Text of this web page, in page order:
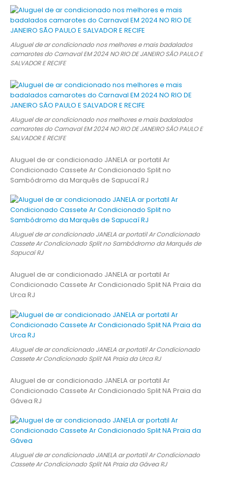
Aluguel de ar condicionado nos melhores e mais badalados
camarotes do Carnaval EM 2024 NO RIO DE JANEIRO SÃO PAULO E
SALVADOR E RECIFE
Aluguel de ar condicionado nos melhores e mais badalados
camarotes do Carnaval EM 2024 NO RIO DE JANEIRO SÃO PAULO E
SALVADOR E RECIFE
Aluguel de ar condicionado JANELA ar portatil Ar
Condicionado Cassete Ar Condicionado Split no
Sambódromo da Marquês de Sapucaí RJ
Aluguel de ar condicionado JANELA ar portatil Ar Condicionado
Cassete Ar Condicionado Split no Sambódromo da Marquês de
Sapucaí RJ
Aluguel de ar condicionado JANELA ar portatil Ar
Condicionado Cassete Ar Condicionado Split NA Praia da
Urca RJ
Aluguel de ar condicionado JANELA ar portatil Ar Condicionado
Cassete Ar Condicionado Split NA Praia da Urca RJ
Aluguel de ar condicionado JANELA ar portatil Ar
Condicionado Cassete Ar Condicionado Split NA Praia da
Gávea RJ
Aluguel de ar condicionado JANELA ar portatil Ar Condicionado
Cassete Ar Condicionado Split NA Praia da Gávea RJ